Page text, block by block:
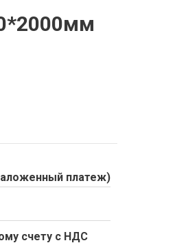
платеж)
счету с НДС